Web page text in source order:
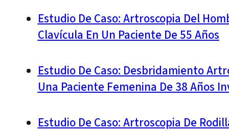
Estudio De Caso: Artroscopia Del
Clavícula En Un Paciente De 55 Años
Estudio De Caso: Desbridamiento
Una Paciente Femenina De 38 Años
Estudio De Caso: Artroscopia De